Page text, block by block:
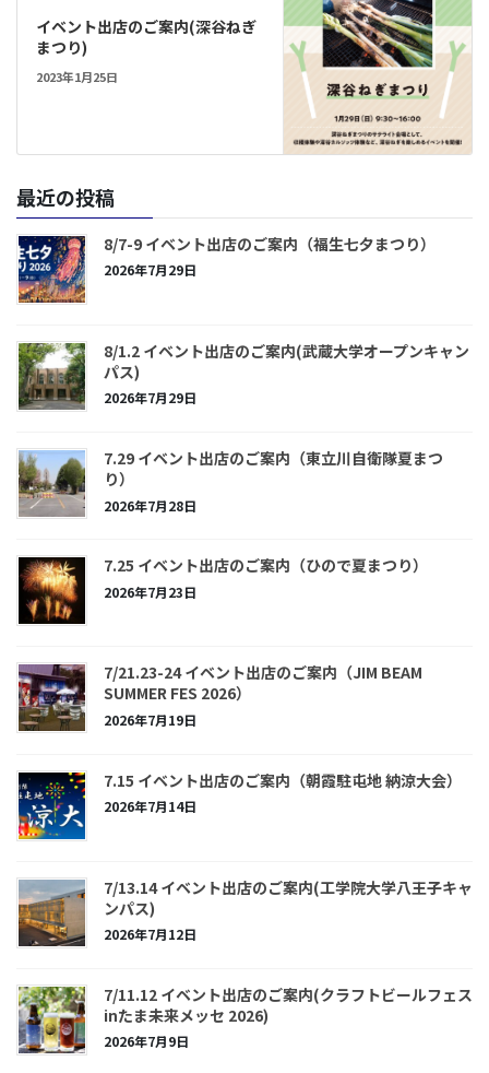
イベント出店のご案内(深谷ねぎ
まつり)
2023年1月25日
最近の投稿
8/7-9 イベント出店のご案内（福生七夕まつり）
2026年7月29日
8/1.2 イベント出店のご案内(武蔵大学オープンキャン
パス)
2026年7月29日
7.29 イベント出店のご案内（東立川自衛隊夏まつ
り）
2026年7月28日
7.25 イベント出店のご案内（ひので夏まつり）
2026年7月23日
7/21.23-24 イベント出店のご案内（JIM BEAM
SUMMER FES 2026）
2026年7月19日
7.15 イベント出店のご案内（朝霞駐屯地 納涼大会）
2026年7月14日
7/13.14 イベント出店のご案内(工学院大学八王子キャ
ンパス)
2026年7月12日
7/11.12 イベント出店のご案内(クラフトビールフェス
inたま未来メッセ 2026)
2026年7月9日